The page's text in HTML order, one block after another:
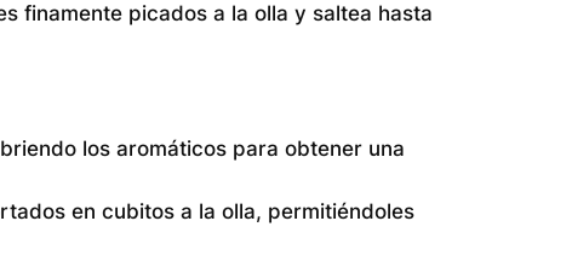
finamente picados a la olla y saltea hasta
los aromáticos para obtener una
en cubitos a la olla, permitiéndoles